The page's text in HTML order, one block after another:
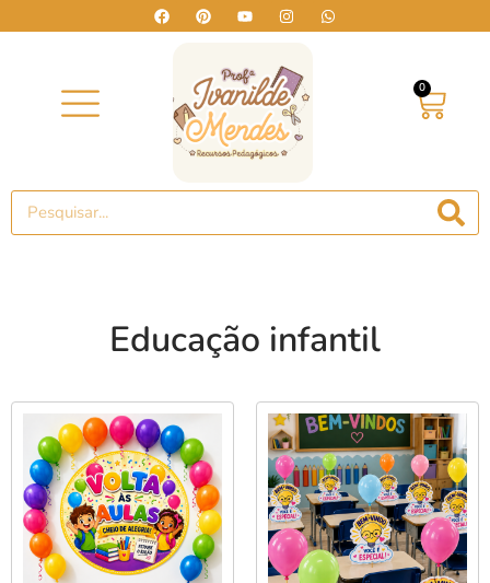
0
Educação infantil